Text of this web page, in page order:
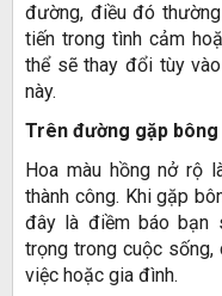
đường, điều đó
tiến trong tình cảm
thể sẽ thay đổi tùy
này.
Trên đường gặp
Hoa màu hồng nở rộ
thành công. Khi gặp
đây là điềm báo bạn
trọng trong cuộc sống,
việc hoặc gia đình.